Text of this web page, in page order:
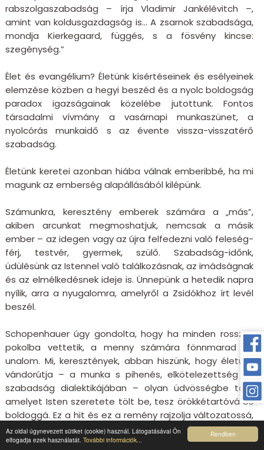
Rendben
Az oldal úgynevezett sütiket (cookie) használ. Látogatásával Ön
elfogadja ezek használatát. További információk...
rabszolgaszabadság – írja Vladimir Jankélévitch –,
amint van koldusgazdagság is… A zsarnok szabadsága,
mondja Kierkegaard, függés, s a fösvény kincse:
szegénység.”
Élet és evangélium? Életünk kísértéseinek és esélyeinek
elemzése közben a hegyi beszéd és a nyolc boldogság
paradox igazságainak közelébe jutottunk. Fontos
társadalmi vívmány a vasárnapi munkaszünet, a
nyolcórás munkaidő s az évente vissza-visszatérő
szabadság.
Életünk keretei azonban hiába válnak emberibbé, ha mi
magunk az emberség alapállásából kilépünk.
Számunkra, keresztény emberek számára a „más”,
akiben arcunkat megmoshatjuk, nemcsak a másik
ember – az idegen vagy az újra felfedezni való feleség-
férj, testvér, gyermek, szülő. Szabadság-időnk,
üdülésünk az Istennel való találkozásnak, az imádságnak
és az elmélkedésnek ideje is. Ünnepünk a hetedik napra
nyílik, arra a nyugalomra, amelyről a Zsidókhoz írt levél
beszél.
Schopenhauer úgy gondolta, hogy ha minden rossz a
pokolba vettetik, a menny számára fönnmarad az
unalom. Mi, keresztények, abban hiszünk, hogy életünk
vándorútja – a munka s pihenés, elkötelezettség és
szabadság dialektikájában – olyan üdvösségbe tart,
amelyet Isten szeretete tölt be, tesz örökkétartóvá és
boldoggá. Ez a hit és ez a remény rajzolja változatossá,
mégis egységessé életünk hullámvonalát.